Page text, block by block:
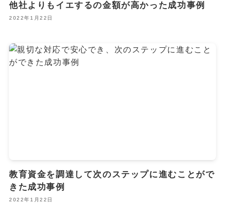
他社よりもイエするの金額が高かった成功事例
2022年1月22日
教育資金を調達して次のステップに進むことがで
きた成功事例
2022年1月22日